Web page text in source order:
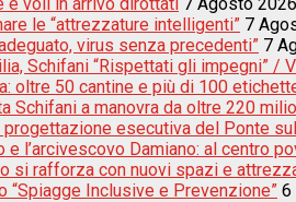
le “attrezzature intelligenti” 7
virus senza precedenti” 7
Schifani “Rispettati gli impegni” /
oltre 50 cantine e più di 100
Schifani a manovra da oltre 220
esecutiva del Ponte
l’arcivescovo Damiano: al centro
si rafforza con nuovi spazi e
“Spiagge Inclusive e Prevenzione” 6